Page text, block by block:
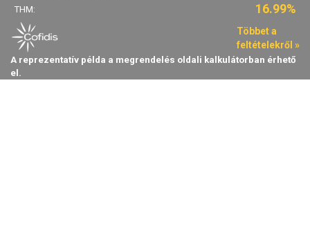
THM:
16.99%
Többet a
feltételekről »
A reprezentatív példa a megrendelés oldali kalkulátorban érhető
el.